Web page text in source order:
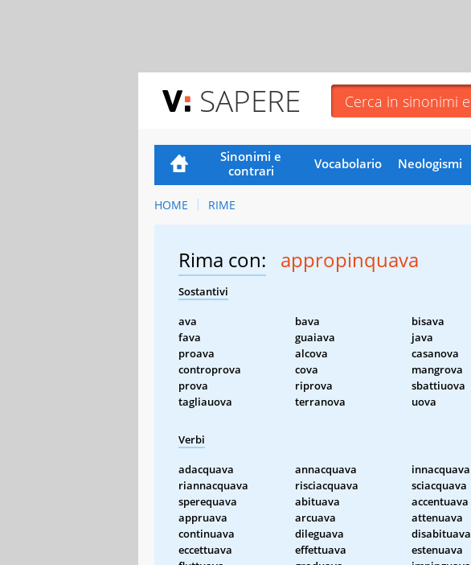
SAPERE
Sinonimi e
contrari
Vocabolario Neologismi
HOME RIME
Rima con: appropinquava
Sostantivi
ava bava bisava
fava
guaiava java
proava
alcova casanova
controprova
cova mangrova
prova
riprova sbattiuova
tagliauova
terranova uova
Verbi
adacquava annacquava innacquava
riannacquava
risciacquava sciacquava
sperequava
abituava accentuava
appruava
arcuava attenuava
continuava
dileguava disabituava
eccettuava
effettuava estenuava